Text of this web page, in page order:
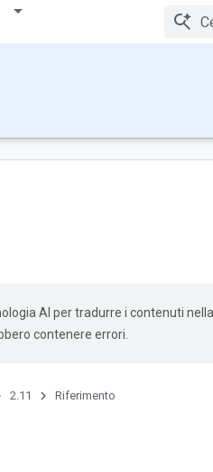
AI per tradurre i contenuti
contenere errori.
2.11 Riferimento